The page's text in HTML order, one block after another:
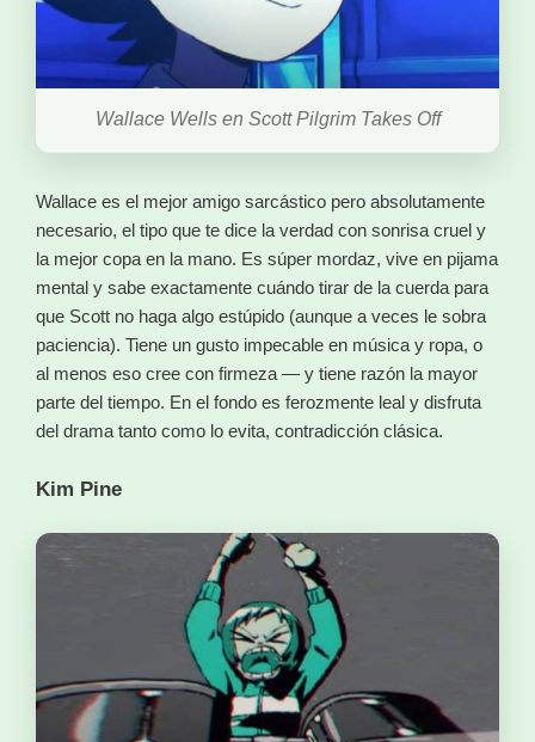
Wallace Wells en Scott Pilgrim Takes Off
Wallace es el mejor amigo sarcástico pero absolutamente
necesario, el tipo que te dice la verdad con sonrisa cruel y
la mejor copa en la mano. Es súper mordaz, vive en pijama
mental y sabe exactamente cuándo tirar de la cuerda para
que Scott no haga algo estúpido (aunque a veces le sobra
paciencia). Tiene un gusto impecable en música y ropa, o
al menos eso cree con firmeza — y tiene razón la mayor
parte del tiempo. En el fondo es ferozmente leal y disfruta
del drama tanto como lo evita, contradicción clásica.
Kim Pine